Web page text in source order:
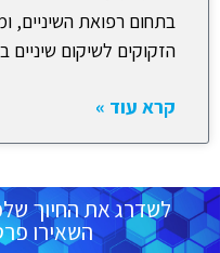
בתחום רפואת השיניים,
הזקוקים לשיקום
קרא עוד »
לשדרג את החיוך
השאירו